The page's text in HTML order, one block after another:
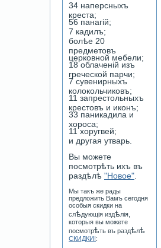
34 наперсныхъ
креста;
56 панагiй;
7 кадилъ;
болѣе 20
предметовъ
церковной мебели;
18 облаченiй изъ
греческой парчи;
7 сувенирныхъ
колокольчиковъ;
11 запрестольныхъ
крестовъ и иконъ;
33 паникадила и
хороса;
11 хоругвей;
и другая утварь.
Вы можете
посмотрѣть ихъ въ
раздѣлѣ "Новое"
Мы такъ же рады
предложить Вамъ сегодня
особыя скидки на
слѣдующiя издѣлiя,
которыя вы можете
посмотрѣть въ раздѣлѣ
СКИДКИ!: